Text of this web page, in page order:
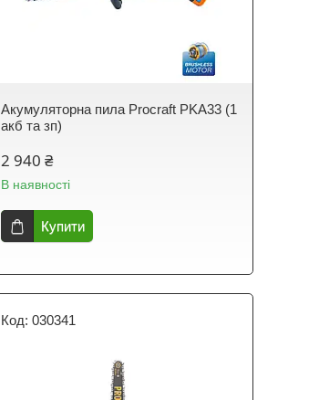
Акумуляторна пила Procraft PKA33 (1
акб та зп)
2 940 ₴
В наявності
Купити
030341